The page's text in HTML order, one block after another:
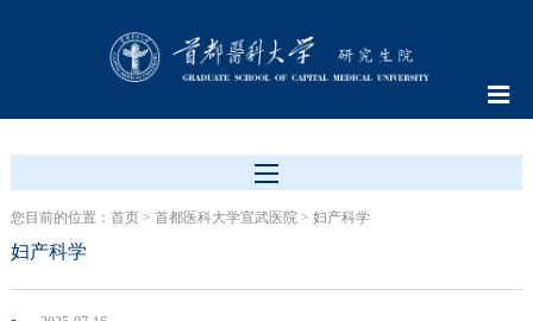
您目前的位置： 首页> 首都医科大学宣武医院> 妇产科学
妇产科学